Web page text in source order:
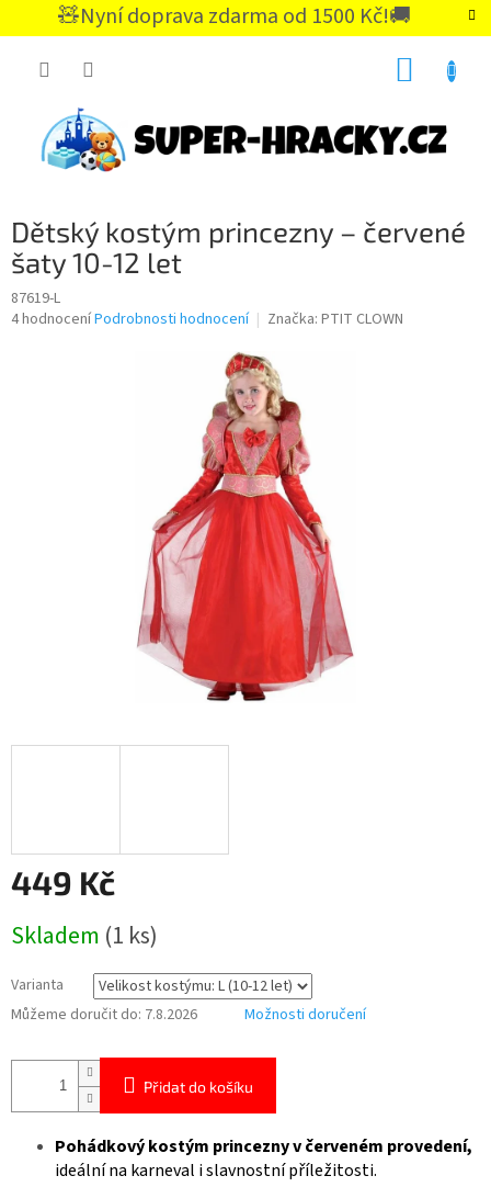
🧸Nyní doprava zdarma od 1500 Kč!🚚
CZK
Dětský kostým princezny – červené
šaty 10-12 let
87619-L
Průměrné
4 hodnoceníPodrobnosti hodnocení Značka: PTIT CLOWN
449 Kč
cena:
Skladem (1 ks)
Varianta
Můžeme doručit do: 7.8.2026 Možnosti doručení
Přidat do košíku
Pohádkový kostým princezny v červeném provedení,
ideální na karneval i slavnostní příležitosti.